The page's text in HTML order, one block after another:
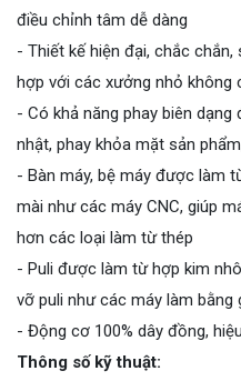
điều chỉnh tâm dễ dàng
- Thiết kế hiện đại, chắc
hợp với các xưởng nhỏ không
- Có khả năng phay biên
nhật, phay khỏa mặt sản
- Bàn máy, bệ máy được làm
mài như các máy CNC, giúp
hơn các loại làm từ thép
- Puli được làm từ hợp kim
vỡ puli như các máy làm bằng
- Động cơ 100% dây đồng,
Thông số kỹ thuật: